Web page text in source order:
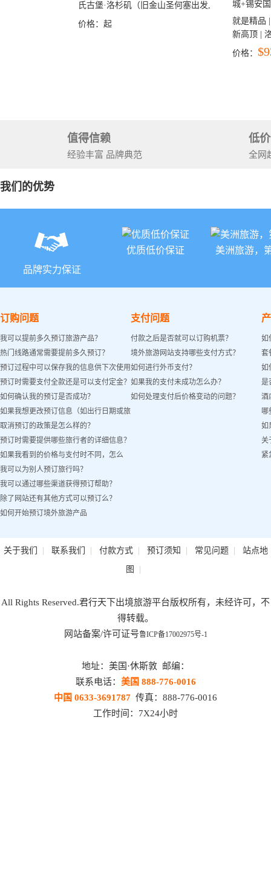
氏古堡·洛杉矶（旧金山圣何塞出发,
洛杉矶结束）
价格： 起
就是精品
新高顶 |
彩穴+马
价格：
值得信赖
经验丰富 品牌典范
低
全网
我们的优势
品牌实力保证
优质低价保证 美洲旅游，
订购问题
我可以提前多久预订旅游产品？
热门线路通常需要提前多久预订？
预订过程中可以保存我的信息供下次使用
吗？
预订时需要支付全款还是可以支付定金？
如何确认我的预订是否成功？
如果我想更改预订信息（如出行日期或旅
客姓名）怎么办？
取消预订的政策是怎么样的？
预订时需要提供哪些旅行者的详细信息？
如果我看到的价格与支付时不同，怎么
办？
我可以为别人预订旅行吗？
我可以通过哪些渠道获得预订帮助？
除了网站还有其他方式可以预订么？
如何开始预订境外旅游产品
支付问题
付款之后是否就可以订购机票？
境外旅游网站支持哪些支付方式？
如何进行外币支付？
如果我的支付未成功怎么办？
如何处理支付后价格变动的问题？
如
套
如
是
酒
哪
如
关
紧
关于我们 | 联系我们 | 付款方式| 预订须知 | 常见问题| 站点地
图 |
All Rights Reserved.君行天下出境旅游平台版权所有，未经许可，不
得转载。
网站备案/许可证号鲁ICP备17002975号-1
地址：美国·休斯敦 邮编：
联系电话： 美国 888-776-0016
中国 0633-3691787 传真：888-776-0016
工作时间：7X24小时